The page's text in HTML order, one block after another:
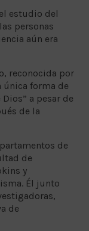
estudio del
personas
aún era
reconocida por
única forma de
a pesar de
de la
de
de
y
Él junto
de